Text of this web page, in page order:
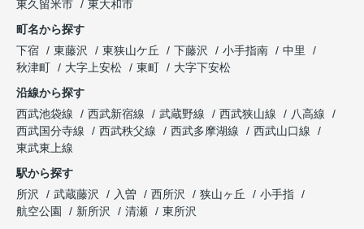
東久留米市
東大和市
町名から探す
下宿
東藤沢 東狭山ケ丘 下藤沢 小手指南
中里
秋津町
大字上安松 東町
大字下安松
沿線から探す
西武池袋線
西武新宿線 武蔵野線 西武狭山線
八高線
西武国分寺線
西武秩父線 西武多摩湖線
西武山口線
東武東上線
駅から探す
所沢
武蔵藤沢 入曽 西所沢 狭山ヶ丘
小手指
航空公園
新所沢 清瀬 東所沢